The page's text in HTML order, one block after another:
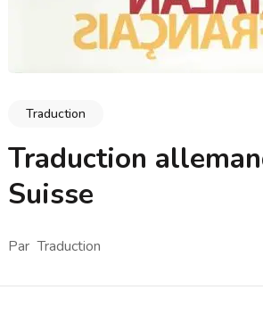
Traduction
Traduction
Suisse
Par Traduction